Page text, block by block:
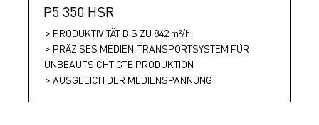
P5 350 HSR
PRODUKTIVITÄT BIS ZU 842 m²/h
PRÄZISES MEDIEN-TRANSPORTSYSTEM FÜR
UNBEAUFSICHTIGTE PRODUKTION
AUSGLEICH DER MEDIENSPANNUNG